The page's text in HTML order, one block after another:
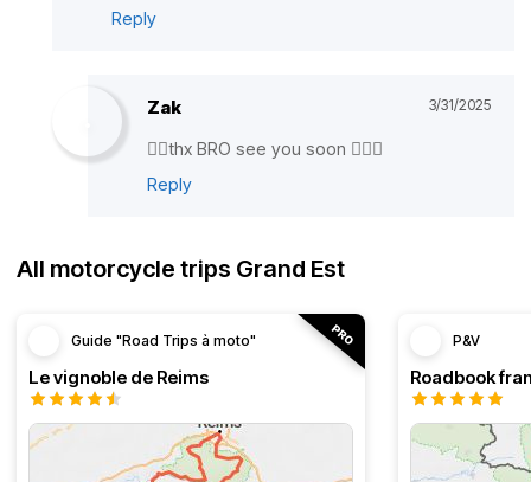
Reply
Zak 3/31/2025
✌🏽thx BRO see you soon ✌🏽🍻
Reply
All motorcycle trips Grand Est
Guide "Road Trips à moto"
Le vignoble de Reims
P&V